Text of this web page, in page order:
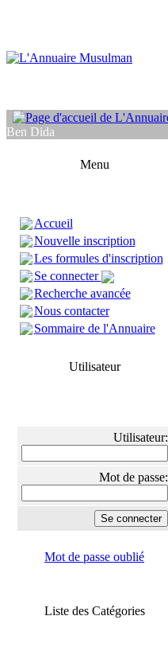
Ben Dida
Menu
Accueil
Nouvelle inscription
Les formules d'inscription
Se connecter
Recherche avancée
Nous contacter
Sommaire de l'Annuaire
Utilisateur
Utilisateur:
Mot de passe:
Mot de passe oublié
Liste des Catégories